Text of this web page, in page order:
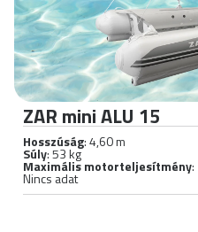
ZAR mini ALU 15
Hosszúság: 4,60 m
Súly: 53 kg
Maximális motorteljesítmény:
Nincs adat